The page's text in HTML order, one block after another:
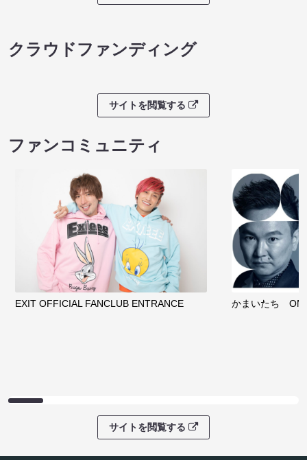
クラウドファンディング
サイトを閲覧する
ファンコミュニティ
EXIT OFFICIAL FANCLUB ENTRANCE かまいたち
サイトを閲覧する